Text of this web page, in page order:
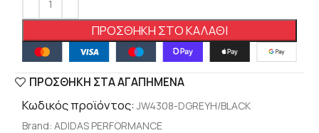
ΠΡΟΣΘΉΚΗ ΣΤΟ ΚΑΛΆΘΙ
ΠΡΟΣΘΉΚΗ ΣΤΑ ΑΓΑΠΗΜΈΝΑ
Κωδικός προϊόντος:JW4308-DGREYH/BLACK
Brand: ADIDAS PERFORMANCE